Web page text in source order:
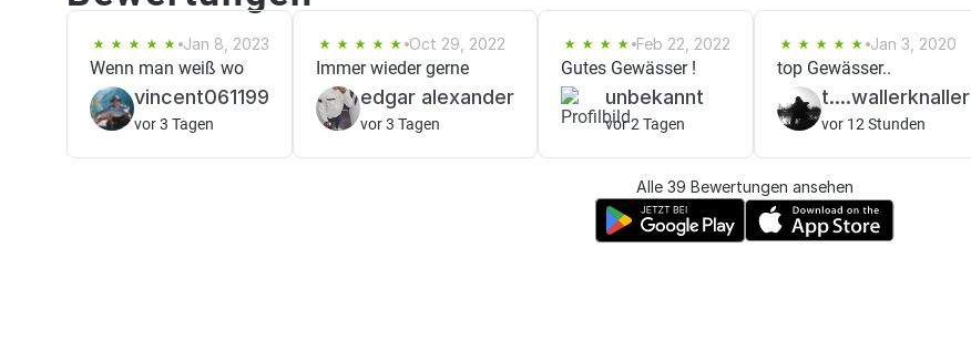
Jan 8, 2023
Wenn man weiß wo
vincent061199
vor 3 Tagen
Oct 29, 2022
Immer wieder gerne
edgar alexander
vor 3 Tagen
Feb 22, 2022
Gutes Gewässer !
unbekannt
vor 2 Tagen
Jan 3, 2020
top Gewässer..
t....wallerknaller
vor 12 Stunden
Alle 39 Bewertungen ansehen